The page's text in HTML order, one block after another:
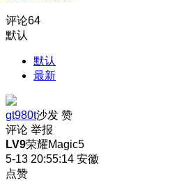
评论64
默认
默认
最新
gt980t沙发 赞
评论 举报
LV9荣耀Magic5
5-13 20:55:14 安徽
点赞